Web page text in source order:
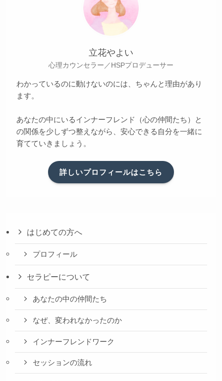
立花やよい
心理カウンセラー／HSPプロデューサー
わかっているのに動けないのには、ちゃんと理由があり
ます。
あなたの中にいるインナーフレンド（心の仲間たち）と
の関係を少しずつ整えながら、安心できる自分を一緒に
育てていきましょう。
詳しいプロフィールはこちら
はじめての方へ
プロフィール
セラピーについて
あなたの中の仲間たち
なぜ、変われなかったのか
インナーフレンドワーク
セッションの流れ